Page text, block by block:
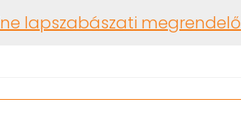
lapszabászati megrendelő